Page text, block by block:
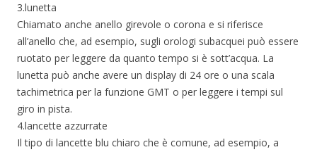
3.lunetta
Chiamato anche anello girevole o corona e si riferisce
all’anello che, ad esempio, sugli orologi subacquei può essere
ruotato per leggere da quanto tempo si è sott’acqua. La
lunetta può anche avere un display di 24 ore o una scala
tachimetrica per la funzione GMT o per leggere i tempi sul
giro in pista.
4.lancette azzurrate
Il tipo di lancette blu chiaro che è comune, ad esempio, a